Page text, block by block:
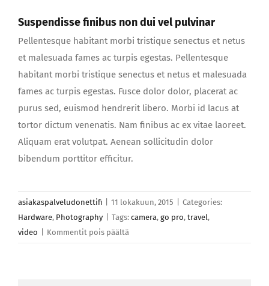
Suspendisse finibus non dui vel pulvinar
Pellentesque habitant morbi tristique senectus et netus
et malesuada fames ac turpis egestas. Pellentesque
habitant morbi tristique senectus et netus et malesuada
fames ac turpis egestas. Fusce dolor dolor, placerat ac
purus sed, euismod hendrerit libero. Morbi id lacus at
tortor dictum venenatis. Nam finibus ac ex vitae laoreet.
Aliquam erat volutpat. Aenean sollicitudin dolor
bibendum porttitor efficitur.
asiakaspalveludonettifi 11 lokakuun, 2015
Categories:
Hardware, Photography Tags: camera, go pro, travel,
video
Kommentit pois päältä